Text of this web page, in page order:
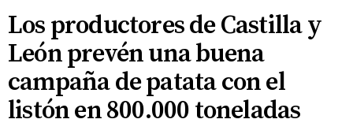
Los productores de Castilla y
León prevén una buena
campaña de patata con el
listón en 800.000 toneladas